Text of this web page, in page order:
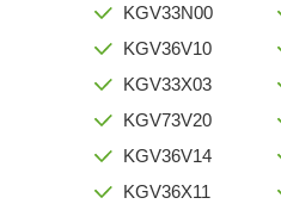
KGV33N00
KGV36V10
KGV33X03
KGV73V20
KGV36V14
KGV36X11